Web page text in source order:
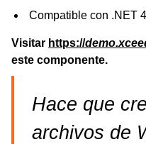
Compatible con .NET
Visitar https://
este componente.
Hace que
archivos de